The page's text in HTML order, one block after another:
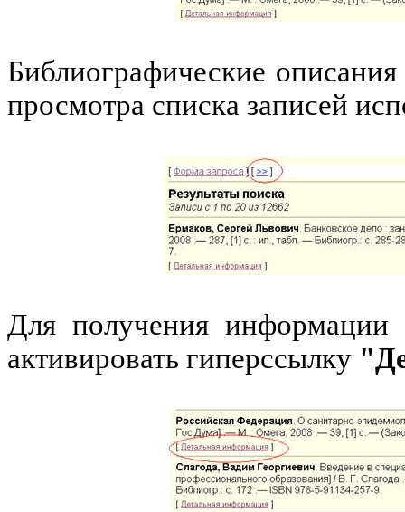
Библиографические
просмотра списка записей
Для получения информации
активировать гиперссылку